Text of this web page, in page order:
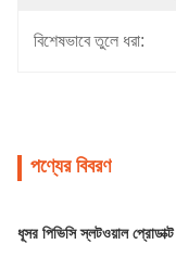
বিশেষভাবে তুলে ধরা:
পণ্যের বিবরণ
ধূসর পিভিসি স্লটওয়াল